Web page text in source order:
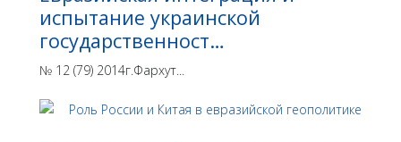
испытание украинской
государственност…
№ 12 (79) 2014г.Фархут...